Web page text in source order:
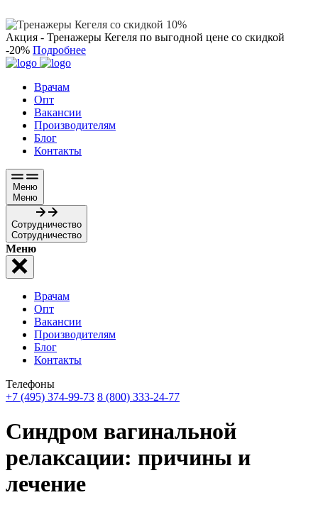
Акция - Тренажеры Кегеля по выгодной цене со скидкой
-20% Подробнее
Врачам
Опт
Вакансии
Производителям
Блог
Контакты
Меню
Меню
Сотрудничество
Сотрудничество
Меню
Врачам
Опт
Вакансии
Производителям
Блог
Контакты
Телефоны
+7 (495) 374-99-73 8 (800) 333-24-77
Синдром вагинальной
релаксации: причины и
лечение